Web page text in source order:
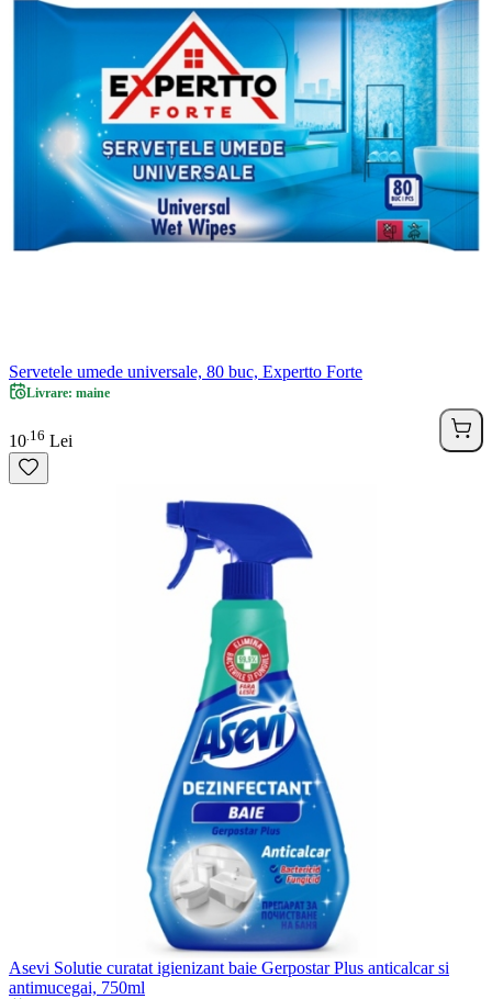
Servetele umede universale, 80 buc, Expertto Forte
Livrare: maine
10 16 Lei
Asevi Solutie curatat igienizant baie Gerpostar Plus anticalcar si
antimucegai, 750ml